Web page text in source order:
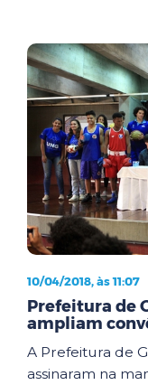
10/04/2018, às 11:07
Prefeitura de
ampliam
A Prefeitura de
assinaram na